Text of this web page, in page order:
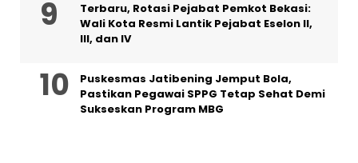
‎Terbaru, Rotasi Pejabat Pemkot Bekasi:
Wali Kota Resmi Lantik Pejabat Eselon II,
III, dan IV ‎
Puskesmas Jatibening Jemput Bola,
Pastikan Pegawai SPPG Tetap Sehat Demi
Sukseskan Program MBG